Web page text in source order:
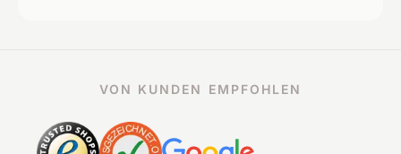
VON KUNDEN EMPFOHLEN